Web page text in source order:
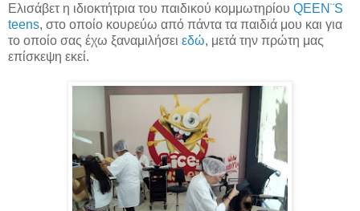
Ελισάβετ η ιδιοκτήτρια του παιδικού κομμωτηρίου QEEN¨S
teens, στο οποίο κουρεύω από πάντα τα παιδιά μου και για
το οποίο σας έχω ξαναμιλήσει εδώ, μετά την πρώτη μας
επίσκεψη εκεί.